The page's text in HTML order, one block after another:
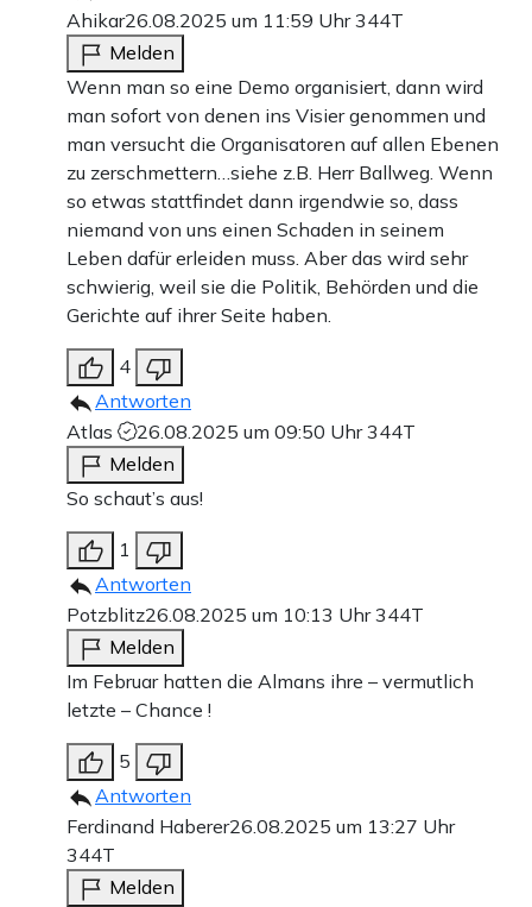
Ahikar26.08.2025 um 11:59 Uhr344T
Melden
Wenn man so eine Demo organisiert, dann wird
man sofort von denen ins Visier genommen und
man versucht die Organisatoren auf allen Ebenen
zu zerschmettern…siehe z.B. Herr Ballweg. Wenn
so etwas stattfindet dann irgendwie so, dass
niemand von uns einen Schaden in seinem
Leben dafür erleiden muss. Aber das wird sehr
schwierig, weil sie die Politik, Behörden und die
Gerichte auf ihrer Seite haben.
4
Antworten
Atlas
26.08.2025 um 09:50 Uhr344T
Melden
So schaut’s aus!
1
Antworten
Potzblitz26.08.2025 um 10:13 Uhr344T
Melden
Im Februar hatten die Almans ihre – vermutlich
letzte – Chance !
5
Antworten
Ferdinand Haberer26.08.2025 um 13:27 Uhr
344T
Melden